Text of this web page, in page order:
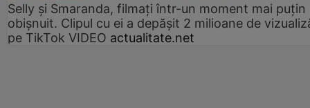
Selly și Smaranda, filmați într-un moment mai puțin
obișnuit. Clipul cu ei a depășit 2 milioane de
pe TikTok VIDEO actualitate.net